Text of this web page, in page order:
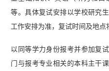
等。具体复试安排以学校研究
工作安排为准，复试时间及地点
以同等学力身份报考并参加复
门与报考专业相关的本科主干